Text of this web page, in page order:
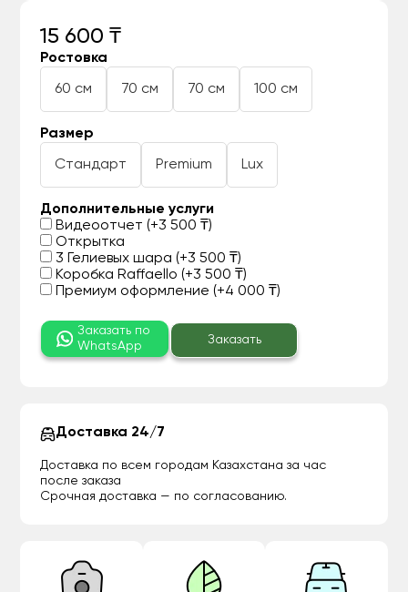
15 600 ₸
Ростовка
60 см 70 см 70 см 100 см
Размер
Стандарт Premium Lux
Дополнительные услуги
Видеоотчет (+3 500 ₸)
Открытка
3 Гелиевых шара (+3 500 ₸)
Коробка Raffaello (+3 500 ₸)
Премиум оформление (+4 000 ₸)
Заказать по
WhatsApp
Заказать
Доставка 24/7
Доставка по всем городам Казахстана за час
после заказа
Срочная доставка — по согласованию.